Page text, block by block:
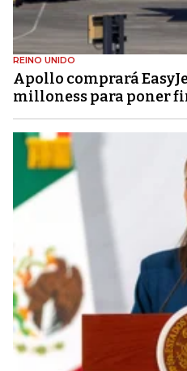
REINO UNIDO
Apollo comprará
milloness para poner